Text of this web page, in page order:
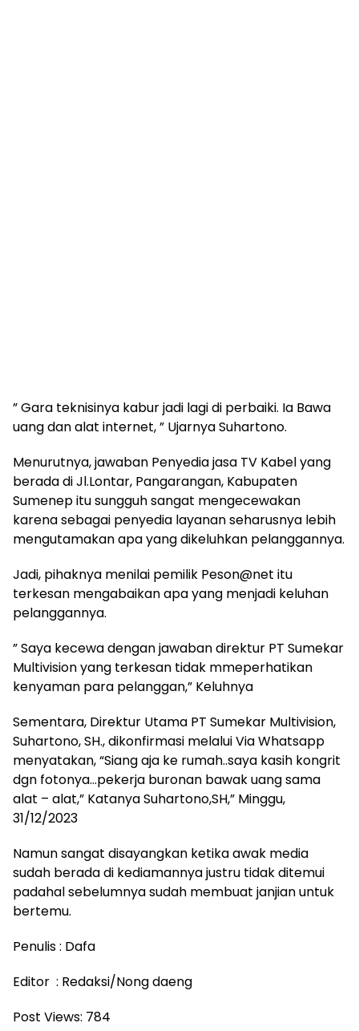
” Gara teknisinya kabur jadi lagi di perbaiki. Ia Bawa
uang dan alat internet, ” Ujarnya Suhartono.
Menurutnya, jawaban Penyedia jasa TV Kabel yang
berada di Jl.Lontar, Pangarangan, Kabupaten
Sumenep itu sungguh sangat mengecewakan
karena sebagai penyedia layanan seharusnya lebih
mengutamakan apa yang dikeluhkan pelanggannya.
Jadi, pihaknya menilai pemilik Peson@net itu
terkesan mengabaikan apa yang menjadi keluhan
pelanggannya.
” Saya kecewa dengan jawaban direktur PT Sumekar
Multivision yang terkesan tidak mmeperhatikan
kenyaman para pelanggan,” Keluhnya
Sementara, Direktur Utama PT Sumekar Multivision,
Suhartono, SH., dikonfirmasi melalui Via Whatsapp
menyatakan, “Siang aja ke rumah..saya kasih kongrit
dgn fotonya…pekerja buronan bawak uang sama
alat – alat,” Katanya Suhartono,SH,” Minggu,
31/12/2023
Namun sangat disayangkan ketika awak media
sudah berada di kediamannya justru tidak ditemui
padahal sebelumnya sudah membuat janjian untuk
bertemu.
Penulis : Dafa
Editor : Redaksi/Nong daeng
Post Views: 784